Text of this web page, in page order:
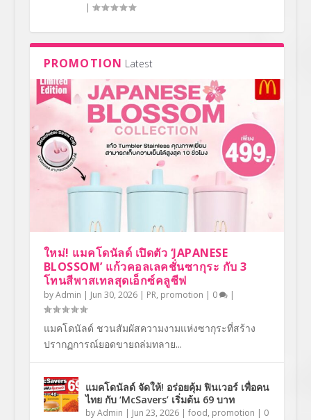
PROMOTION Latest
ใหม่! แมคโดนัลด์ เปิดตัว ‘JAPANESE
BLOSSOM’ แก้วคอลเลคชั่นซากุระ กับ 3
โทนสีพาสเทลสุดเอ็กซ์คลูซีฟ
byAdmin | Jun 30, 2026| PR, promotion | 0 |
แมคโดนัลด์ ชวนสัมผัสความงามแห่งซากุระที่สร้าง
ปรากฏการณ์ยอดขายถล่มทลาย...
แมคโดนัลด์ จัดให้! อร่อยคุ้ม ฟินเวอร์ เพื่อคน
ไทย กับ ‘McSavers’ เริ่มต้น 69 บาท
byAdmin | Jun 23, 2026| food, promotion | 0